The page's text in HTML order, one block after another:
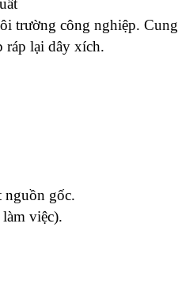
trường công nghiệp. Cung
ráp lại dây xích.
nguồn gốc.
việc).